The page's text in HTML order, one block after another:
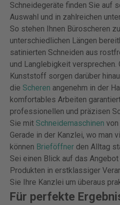
Schneidegeräte finden Sie auf
Auswahl und in zahlreichen
So stehen Ihnen Büroscheren
unterschiedlichen Längen
satinierten Schneiden aus
und Langlebigkeit
Kunststoff sorgen darüber
die Scheren angenehm in der
komfortables Arbeiten
professionellen und präzisen
Sie mit Schneidemaschinen
Gerade in der Kanzlei, wo man
können Brieföffner den Alltag
Sei einen Blick auf das
Produkten in erstklassiger
Sie Ihre Kanzlei um überaus
Für perfekte